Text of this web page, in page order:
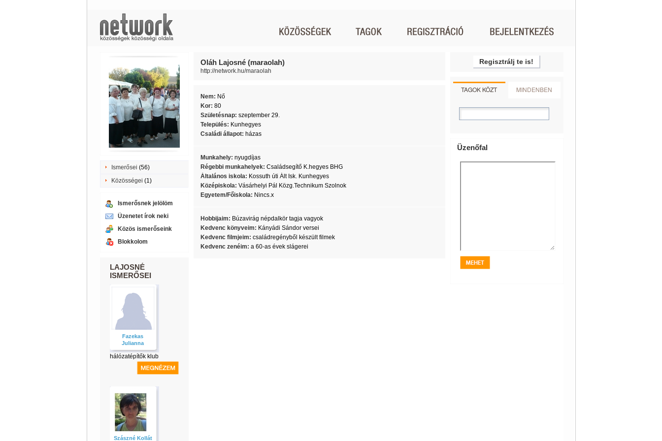
Ismerősei (56)
Közösségei (1)
Ismerősnek jelölöm
Üzenetet írok neki
Közös ismerőseink
Blokkolom
LAJOSNÉ
ISMERŐSEI
Fazekas
Julianna
hálózatépítők klub
Szászné Kollát
Oláh Lajosné (maraolah)
http://network.hu/maraolah
Nem: Nő
Kor: 80
Születésnap: szeptember 29.
Település: Kunhegyes
Családi állapot: házas
Munkahely: nyugdíjas
Régebbi munkahelyek: Családsegítő K.hegyes BHG
Általános iskola: Kossuth úti Ált Isk. Kunhegyes
Középiskola: Vásárhelyi Pál Közg.Technikum Szolnok
Egyetem/Főiskola: Nincs.x
Hobbijaim: Búzavirág népdalkör tagja vagyok
Kedvenc könyveim: Kányádi Sándor versei
Kedvenc filmjeim: családregényből készült filmek
Kedvenc zenéim: a 60-as évek slágerei
Regisztrálj te is!
TAGOK KÖZT MINDENBEN
Üzenőfal